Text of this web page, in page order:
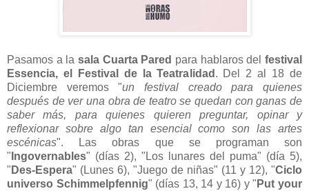
Pasamos a la sala Cuarta Pared para hablaros del festival
Essencia, el Festival de la Teatralidad . Del 2 al 18 de
Diciembre veremos "un festival creado para quienes
después de ver una obra de teatro se quedan con ganas de
saber más, para quienes quieren preguntar, opinar y
reflexionar sobre algo tan esencial como son las artes
escénicas". Las obras que se programan son
" Ingovernables" (días 2), "Los lunares del puma" (día 5),
" Des-Espera" (Lunes 6), "Juego de niñas" (11 y 12), "Ciclo
universo Schimmelpfennig" (días 13, 14 y 16) y " Put your